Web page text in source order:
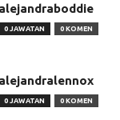
alejandraboddie
0 JAWATAN 0 KOMEN
alejandralennox
0 JAWATAN 0 KOMEN